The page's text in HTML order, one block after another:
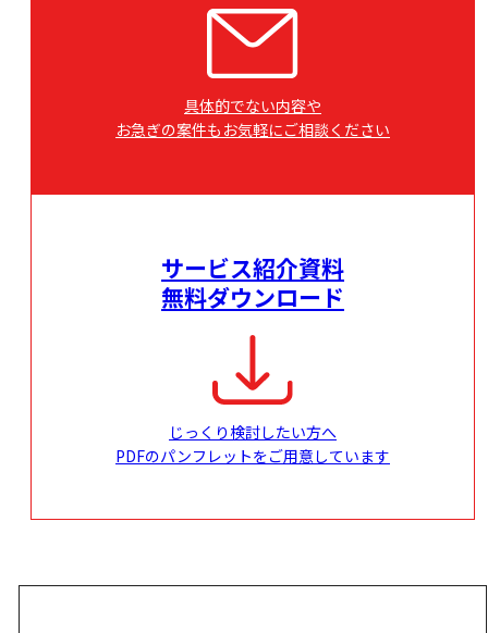
具体的でない内容や
お急ぎの案件もお気軽にご相談ください
サービス紹介資料
無料ダウンロード
じっくり検討したい方へ
PDFのパンフレットをご用意しています